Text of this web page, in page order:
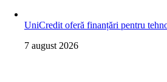
UniCredit oferă finanțări pentru
7 august 2026